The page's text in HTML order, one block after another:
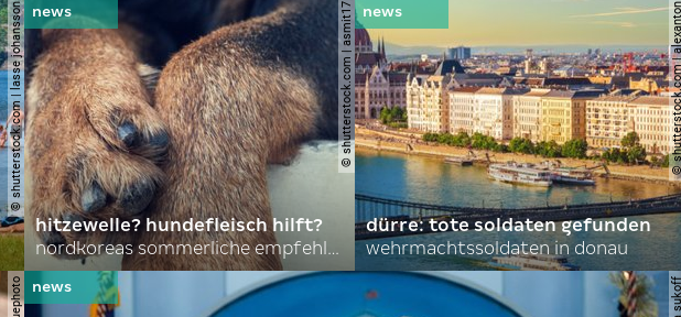
© shutterstock.com | lasse johansson © shutterstock.com | asmit17
hitzewelle? hundefleisch hilft?
nordkoreas sommerliche empfehlungen
©
dürre: tote soldaten gefunden
wehrmachtssoldaten in donau